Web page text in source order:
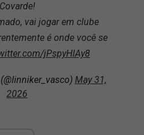
Covarde!
vai jogar em clube
é onde você se
jPspyHlAy8
May 31,
2026